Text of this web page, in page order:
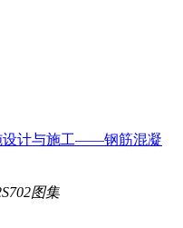
设计与施工——钢筋混凝
图集